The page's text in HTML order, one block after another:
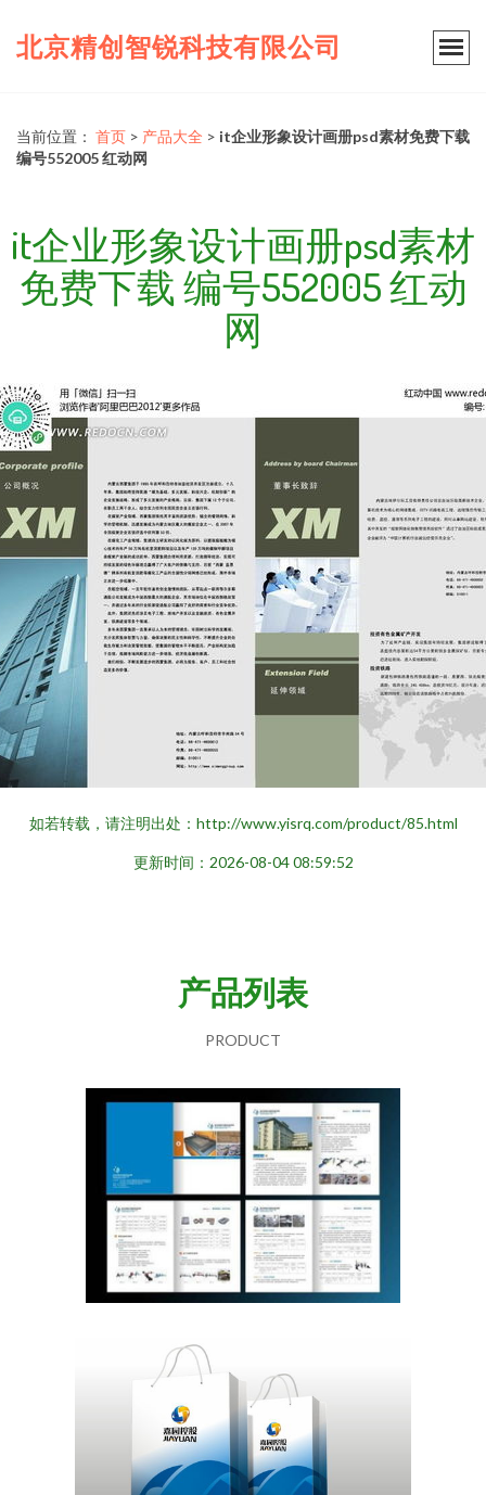
北京精创智锐科技有限公司
当前位置： 首页 > 产品大全 > it企业形象设计画册psd素材免费下载
编号552005 红动网
it企业形象设计画册psd素材
免费下载 编号552005 红动
网
如若转载，请注明出处：http://www.yisrq.com/product/85.html
更新时间：2026-08-04 08:59:52
产品列表
PRODUCT